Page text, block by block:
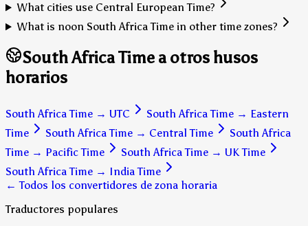
What cities use Central European Time?
What is noon South Africa Time in other time zones?
South Africa Time a otros husos
horarios
South Africa Time → UTC South Africa Time → Eastern
Time
South Africa Time → Central Time
South Africa
Time → Pacific Time South Africa Time → UK Time
South Africa Time → India Time
← Todos los convertidores de zona horaria
Traductores populares